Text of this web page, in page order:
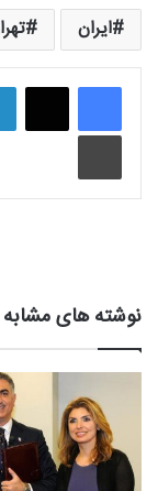
ایران
چاپ
نوشته های مشابه